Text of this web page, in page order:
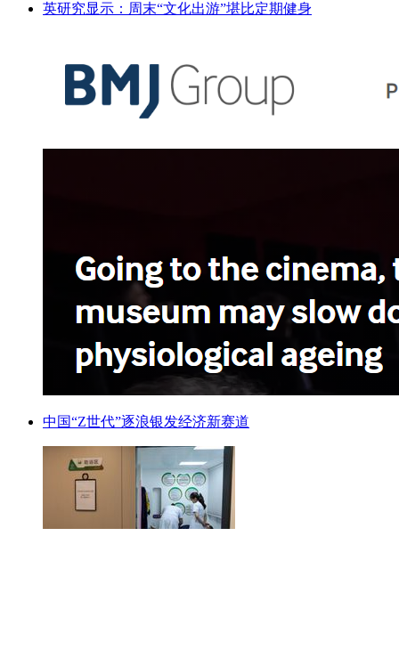
英研究显示：周末“文化出游”堪比定期健身
中国“Z世代”逐浪银发经济新赛道